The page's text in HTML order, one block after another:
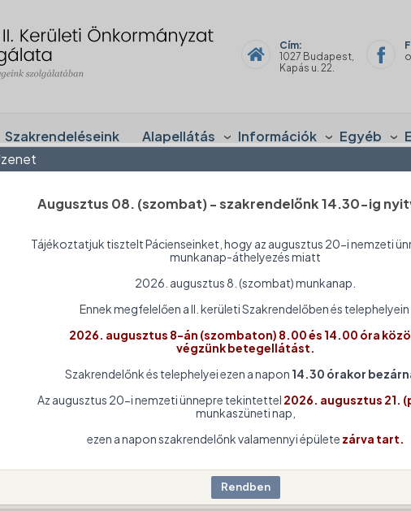
Cím:
1027 Budapest,
Kapás u. 22.
Szakrendeléseink Alapellátás Információk Egyéb
nyilatkozat
Egészségügyi Szolgálata elkötelezett amellett, hogy
szóló 2018. évi LXXV. törvény szerint akadálymentessé tegye.
Főváros II. Kerületi Önkormányzat Egészségügyi Szolgálata
felelések miatt csak részben felel meg a közszférabeli
törvénynek. A meg nem felelések jegyzéke a"Nem
Augusztus 08. (szombat) - szakrendelőnk 14.30-ig
Tájékoztatjuk tisztelt Pácienseinket, hogy az augusztus 20-i nemzeti
munkanap-áthelyezés miatt
2026. augusztus 8. (szombat) munkanap.
Ennek megfelelően a II. kerületi Szakrendelőben és telephelyein
2026. augusztus 8-án (szombaton) 8.00 és 14.00 óra
végzünk betegellátást.
Szakrendelőnk és telephelyei ezen a napon 14.30 órakor
Az augusztus 20-i nemzeti ünnepre tekintettel 2026. augusztus 21.
munkaszüneti nap,
ezen a napon szakrendelőnk valamennyi épülete zárva tart.